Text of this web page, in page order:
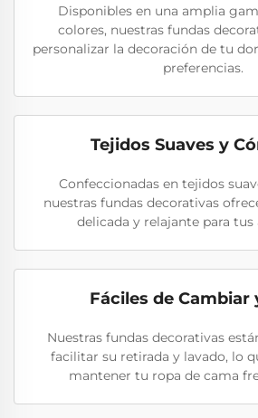
Disponibles en una amplia
colores, nuestras fundas
personalizar la decoración de tu
preferencias.
Tejidos Suaves y
Confeccionadas en tejidos
nuestras fundas decorativas
delicada y relajante para tus
Fáciles de Cambiar
Nuestras fundas decorativas
facilitar su retirada y lavado, lo
mantener tu ropa de cama